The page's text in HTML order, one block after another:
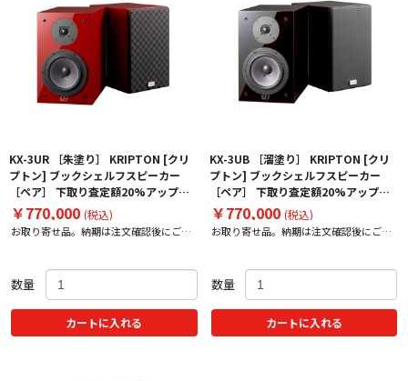
KX-3UR ［朱塗り］ KRIPTON [クリ
プトン] ブックシェルフスピーカー
［ペア］ 下取り査定額20%アップ実
施中！
￥770,000 (税込)
お取り寄せ品。納期は注文確認後にご案
数量
カートに入れる
KX-3UB ［溜塗り］ KRIPTON [クリ
プトン] ブックシェルフスピーカー
［ペア］ 下取り査定額20%アップ実
施中！
￥770,000 (税込)
お取り寄せ品。納期は注文確認後にご案
数量
カートに入れる